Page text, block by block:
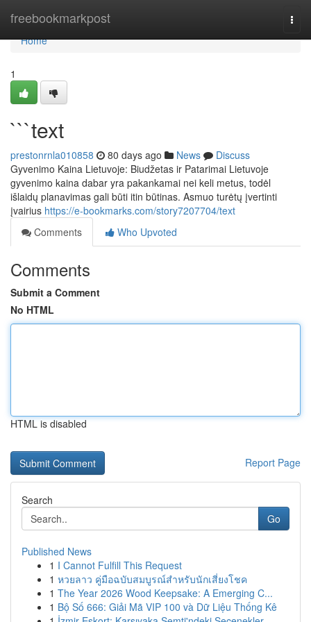
freebookmarkpost
Home
Home
1
```text
prestonrnla010858 80 days ago News
Discuss
Gyvenimo Kaina Lietuvoje: Biudžetas ir Patarimai Lietuvoje
gyvenimo kaina dabar yra pakankamai nei keli metus, todėl
išlaidų planavimas gali būti itin būtinas. Asmuo turėtų įvertinti
įvairius https://e-bookmarks.com/story7207704/text
Comments
Who Upvoted
Comments
Submit a Comment
No HTML
HTML is disabled
Report Page
Search
Go
Published News
1 I Cannot Fulfill This Request
1 หวยลาว คู่มือฉบับสมบูรณ์สำหรับนักเสี่ยงโชค
1 The Year 2026 Wood Keepsake: A Emerging C...
1 Bộ Số 666: Giải Mã VIP 100 và Dữ Liệu Thống Kê